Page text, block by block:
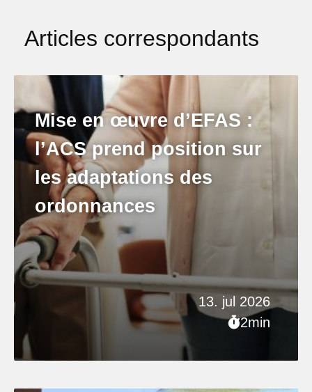
Articles correspondants
13. jul 2026
2min
Mise en œuvre d’EFAS :
l’ACS prend position sur
les adaptations des
ordonnances